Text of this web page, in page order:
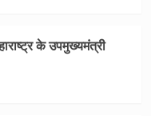
के उपमुख्यमंत्री